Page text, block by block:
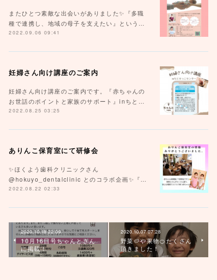
またひとつ素敵な出会いがありました✨『多職
種で連携し、地域の母子を支えたい』という…
2022.09.06 09:41
妊婦さん向け講座のご案内
妊婦さん向け講座のご案内です。『赤ちゃんの
お世話のポイントと家族のサポート』inちと…
2022.08.25 03:25
ありんこ保育室にて研修会
✨ほくよう歯科クリニックさん
@hokuyo_dentalclinic とのコラボ企画✨『…
2022.08.22 02:33
2020.10.18 22:09
10月16日号ちゃんとさん
に掲載！
2020.10.07 07:28
野菜🥔や果物🍊たくさん
頂きました！